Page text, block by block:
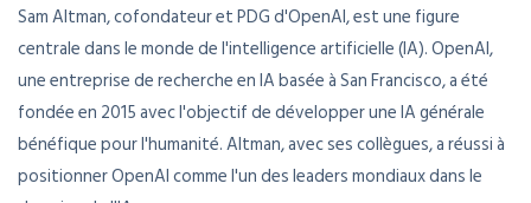
Sam Altman, cofondateur et PDG d'OpenAI, est une figure
centrale dans le monde de l'intelligence artificielle (IA). OpenAI,
une entreprise de recherche en IA basée à San Francisco, a été
fondée en 2015 avec l'objectif de développer une IA générale
bénéfique pour l'humanité. Altman, avec ses collègues, a réussi à
positionner OpenAI comme l'un des leaders mondiaux dans le